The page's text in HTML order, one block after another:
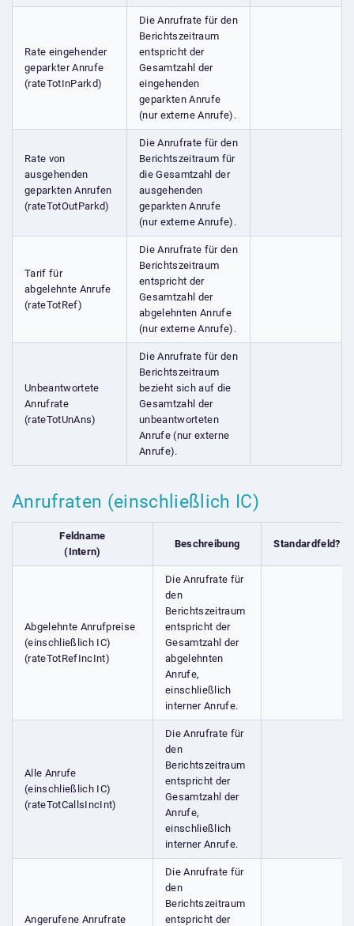
Rate eingehender
geparkter Anrufe
(rateTotInParkd)
Die Anrufrate für den
Berichtszeitraum
entspricht der
Gesamtzahl der
eingehenden
geparkten Anrufe
(nur externe Anrufe).
Rate von
ausgehenden
geparkten Anrufen
(rateTotOutParkd)
Die Anrufrate für den
Berichtszeitraum für
die Gesamtzahl der
ausgehenden
geparkten Anrufe
(nur externe Anrufe).
Tarif für
abgelehnte Anrufe
(rateTotRef)
Die Anrufrate für den
Berichtszeitraum
entspricht der
Gesamtzahl der
abgelehnten Anrufe
(nur externe Anrufe).
Unbeantwortete
Anrufrate
(rateTotUnAns)
Die Anrufrate für den
Berichtszeitraum
bezieht sich auf die
Gesamtzahl der
unbeantworteten
Anrufe (nur externe
Anrufe).
Anrufraten (einschließlich IC)
Feldname
(Intern)
Beschreibung Standardfeld?
Abgelehnte Anrufpreise
(einschließlich IC)
(rateTotRefIncInt)
Die Anrufrate für
den
Berichtszeitraum
entspricht der
Gesamtzahl der
abgelehnten
Anrufe,
einschließlich
interner Anrufe.
Alle Anrufe
(einschließlich IC)
(rateTotCallsIncInt)
Die Anrufrate für
den
Berichtszeitraum
entspricht der
Gesamtzahl der
Anrufe,
einschließlich
interner Anrufe.
Angerufene Anrufrate
Die Anrufrate für
den
Berichtszeitraum
entspricht der